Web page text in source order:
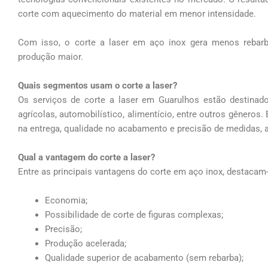
corte com aquecimento do material em menor intensidade.
Com isso, o corte a laser em aço inox gera menos
produção maior.
Quais segmentos usam o corte a laser?
Os serviços de corte a laser em Guarulhos estão
agrícolas, automobilístico, alimentício, entre outros gêneros.
na entrega, qualidade no acabamento e precisão de
Qual a vantagem do corte a laser?
Entre as principais vantagens do corte em aço inox,
Economia;
Possibilidade de corte de figuras complexas;
Precisão;
Produção acelerada;
Qualidade superior de acabamento (sem rebarba);